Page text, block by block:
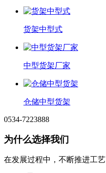
货架中型式
中型货架厂家
仓储中型货架
0534-7223888
为什么选择我们
在发展过程中，不断推进工艺